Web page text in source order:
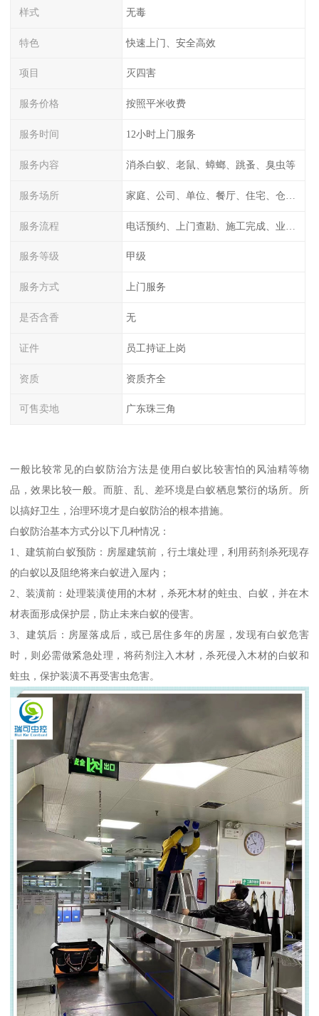
样式 无毒
特色 快速上门、安全高效
项目 灭四害
服务价格 按照平米收费
服务时间 12小时上门服务
服务内容 消杀白蚁、老鼠、蟑螂、跳蚤、臭虫等
服务场所
服务流程
服务等级 甲级
服务方式 上门服务
是否含香 无
证件 员工持证上岗
资质 资质齐全
可售卖地 广东珠三角
一般比较常见的白蚁防治方法是使用白蚁比较害怕的风油精等物
品，效果比较一般。而脏、乱、差环境是白蚁栖息繁衍的场所。所
以搞好卫生，治理环境才是白蚁防治的根本措施。
白蚁防治基本方式分以下几种情况：
1、建筑前白蚁预防：房屋建筑前，行土壤处理，利用药剂杀死现存
的白蚁以及阻绝将来白蚁进入屋内；
2、装潢前：处理装潢使用的木材，杀死木材的蛀虫、白蚁，并在木
材表面形成保护层，防止未来白蚁的侵害。
3、建筑后：房屋落成后，或已居住多年的房屋，发现有白蚁危害
时，则必需做紧急处理，将药剂注入木材，杀死侵入木材的白蚁和
蛀虫，保护装潢不再受害虫危害。